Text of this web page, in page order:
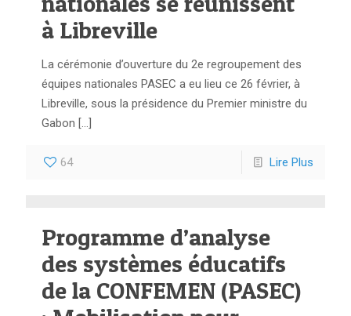
à Libreville
La cérémonie d’ouverture du 2e regroupement des
équipes nationales PASEC a eu lieu ce 26 février, à
Libreville, sous la présidence du Premier ministre du
Gabon […]
64 Lire Plus
Programme d’analyse
des systèmes éducatifs
de la CONFEMEN (PASEC)